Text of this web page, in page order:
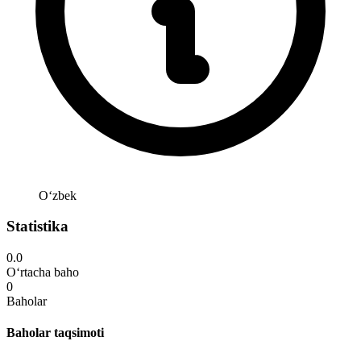
Oʻzbek
Statistika
0.0
O‘rtacha baho
0
Baholar
Baholar taqsimoti